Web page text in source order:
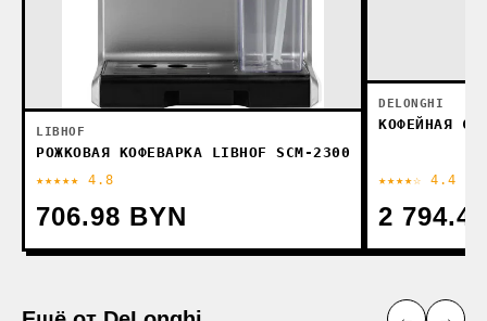
LIBHOF
РОЖКОВАЯ КОФЕВАРКА LIBHOF SCM-2300
★★★★★ 4.8
706.98 BYN
DELONGHI
КОФЕЙНАЯ
★★★★☆ 4.4
2